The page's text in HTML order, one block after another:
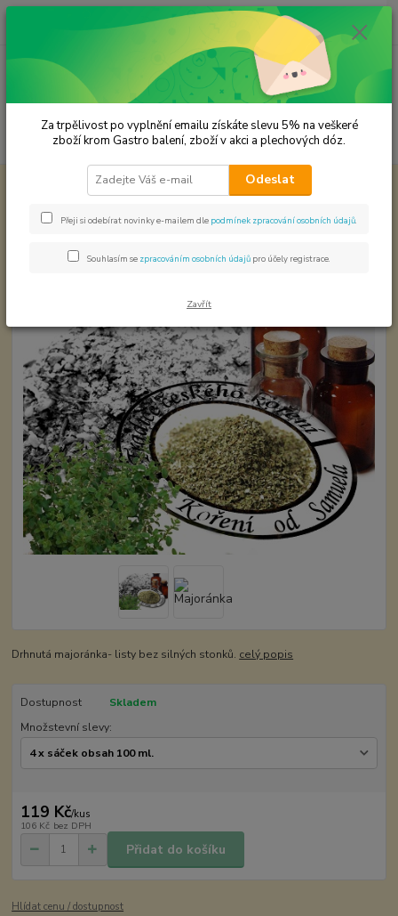
Menu
Hledat
ks
za 0,00 Kč
KOŘENÍ JEDNODRUHOVÉ Majoránka
Majoránka
TOP produkt
Drhnutá majoránka- listy bez silných stonků. celý popis
Dostupnost
Skladem
Množstevní slevy:
119 Kč/kus
106 Kč bez DPH
Přidat do košíku
Hlídat cenu / dostupnost
Za trpělivost po vyplnění emailu získáte slevu 5% na veškeré
zboží krom Gastro balení, zboží v akci a plechových dóz.
Odeslat
Přeji si odebírat novinky e-mailem dle podmínek zpracování osobních údajů
Souhlasím se zpracováním osobních údajů pro účely registrace.
Zavřít